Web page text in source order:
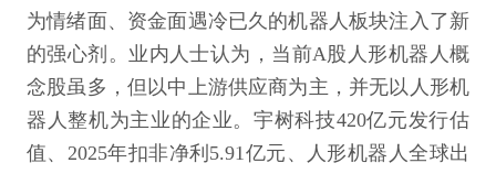
为情绪面、资金面遇冷已久的机器人板块注入了新
的强心剂。业内人士认为，当前A股人形机器人概
念股虽多，但以中上游供应商为主，并无以人形机
器人整机为主业的企业。宇树科技420亿元发行估
值、2025年扣非净利5.91亿元、人形机器人全球出